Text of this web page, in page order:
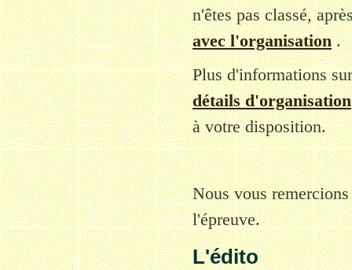
n'êtes pas classé,
avec l'organisation.
Plus d'informations
détails d'organisation
à votre disposition.
Nous vous
l'épreuve.
L'édito